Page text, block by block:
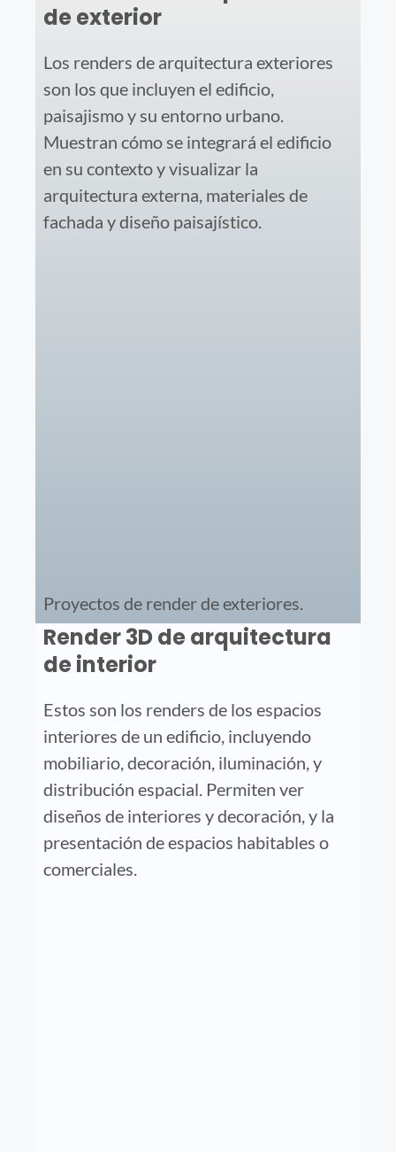
de exterior
Los renders de arquitectura exteriores
son los que incluyen el edificio,
paisajismo y su entorno urbano.
Muestran cómo se integrará el edificio
en su contexto y visualizar la
arquitectura externa, materiales de
fachada y diseño paisajístico.
Proyectos de render de exteriores.
Render 3D de arquitectura
de interior
Estos son los renders de los espacios
interiores de un edificio, incluyendo
mobiliario, decoración, iluminación, y
distribución espacial. Permiten ver
diseños de interiores y decoración, y la
presentación de espacios habitables o
comerciales.